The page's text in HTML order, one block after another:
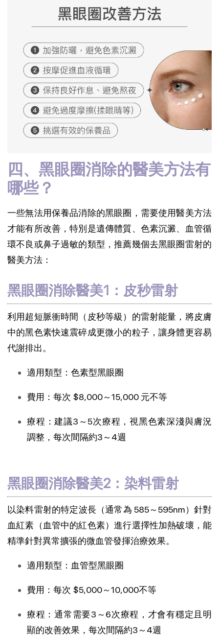
四、黑眼圈消除的醫美方法有
哪些？
一些無法用保養品消除的黑眼圈，需要使用醫美方法
才能有所改善，特別是遺傳體質、色素沉澱、血管循
環不良或鼻子過敏的類型，推薦幾個去黑眼圈雷射的
醫美方法：
黑眼圈消除醫美1：皮秒雷射
利用超短脈衝時間（皮秒等級）的雷射能量，將皮膚
中的黑色素快速震碎成更微小的粒子，讓身體更容易
代謝排出。
適用類型：色素型黑眼圈
費用：每次 $8,000～15,000 元不等
療程：建議3～5次療程，視黑色素深淺與膚況
調整，每次間隔約3～4週
黑眼圈消除醫美2：染料雷射
以染料雷射的特定波長（通常為 585～595nm）針對
血紅素（血管中的紅色素）進行選擇性加熱破壞，能
精準針對異常擴張的微血管發揮治療效果。
適用類型：血管型黑眼圈
費用：每次 $5,000～10,000不等
療程：通常需要3～6次療程，才會有穩定且明
顯的改善效果，每次間隔約3～4週